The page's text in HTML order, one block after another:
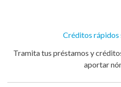
Créditos rápidos
Tramita tus préstamos y
aportar